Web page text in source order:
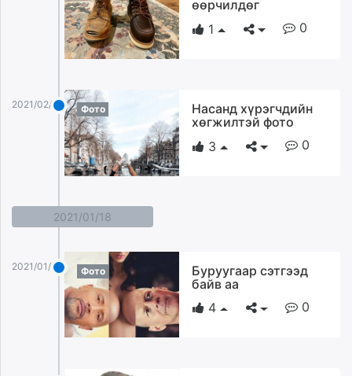
өөрчилдөг
1
0
2021/02/26 Фото
Насанд хүрэгчдийн
хөгжилтэй фото
3
0
2021/01/18
2021/01/18 Фото
Буруугаар сэтгээд
байв аа
4
0